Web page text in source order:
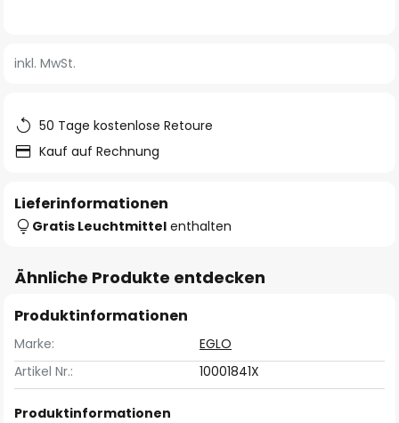
springen
inkl. MwSt.
50 Tage kostenlose Retoure
Kauf auf Rechnung
Lieferinformationen
Gratis Leuchtmittel enthalten
Ähnliche Produkte entdecken
Produktinformationen
Marke:
EGLO
Artikel Nr.:
10001841X
Produktinformationen